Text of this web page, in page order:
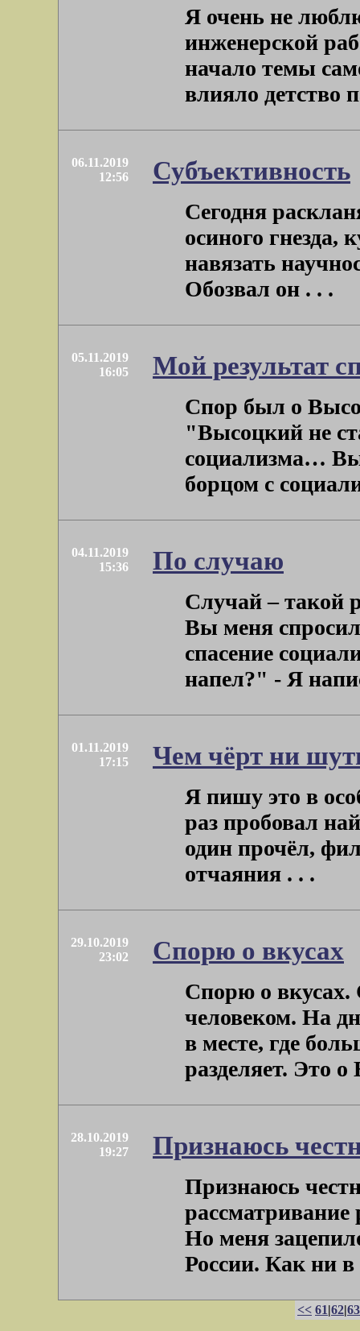
Я очень не
инженерской
начало темы
влияло детство
06.11.2019
12:56
Субъективность
Сегодня
осиного гнезда,
навязать
Обозвал он . . .
05.11.2019
16:05
Мой результат
Спор был о
"Высоцкий не
социализма…
борцом с
04.11.2019
15:36
По случаю
Случай – такой
Вы меня
спасение
напел?" - Я
01.11.2019
17:15
Чем чёрт ни
Я пишу это в
раз пробовал
один прочёл,
отчаяния . . .
29.10.2019
23:02
Спорю о вкусах
Спорю о
человеком. На
в месте, где
разделяет. Это
28.10.2019
19:27
Признаюсь
Признаюсь
Но меня
России. Как ни в
<< 61|62|63